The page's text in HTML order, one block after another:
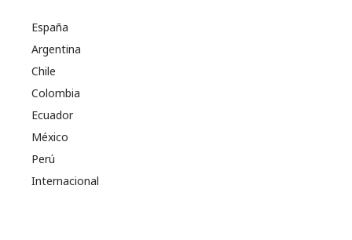
España
Argentina
Chile
Colombia
Ecuador
México
Perú
Internacional